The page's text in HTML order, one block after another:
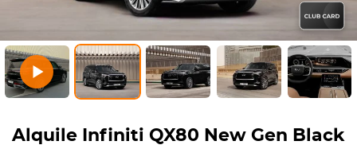
Alquile
Infiniti QX80 New Gen Black